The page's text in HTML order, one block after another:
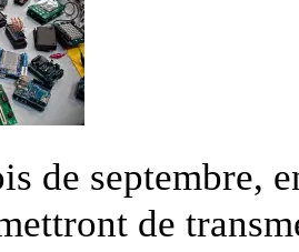
de septembre,
de